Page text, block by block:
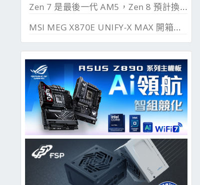
Zen 7 是最後一代 AM5，Zen 8 預計換上 AM6 支援 DDR6、PCIe 6.0
MSI MEG X870E UNIFY-X MAX 開箱測試, 2 DIMM 的超頻優化